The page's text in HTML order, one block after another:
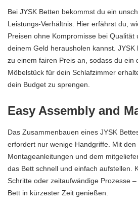
Bei JYSK Betten bekommst du ein
Leistungs-Verhältnis. Hier erfährst du,
Preisen ohne Kompromisse bei Qualität
deinem Geld herausholen kannst.
zu einem fairen Preis an, sodass du ein
Möbelstück für dein Schlafzimmer
dein Budget zu sprengen.
Easy Assembly and
Das Zusammenbauen eines JYSK
erfordert nur wenige Handgriffe. Mit
Montageanleitungen und dem
das Bett schnell und einfach aufstellen.
Schritte oder zeitaufwändige Prozesse
Bett in kürzester Zeit genießen.